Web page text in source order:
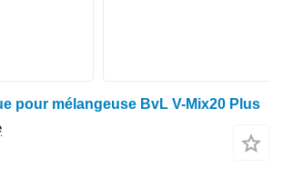
pour mélangeuse BvL V-Mix20 Plus